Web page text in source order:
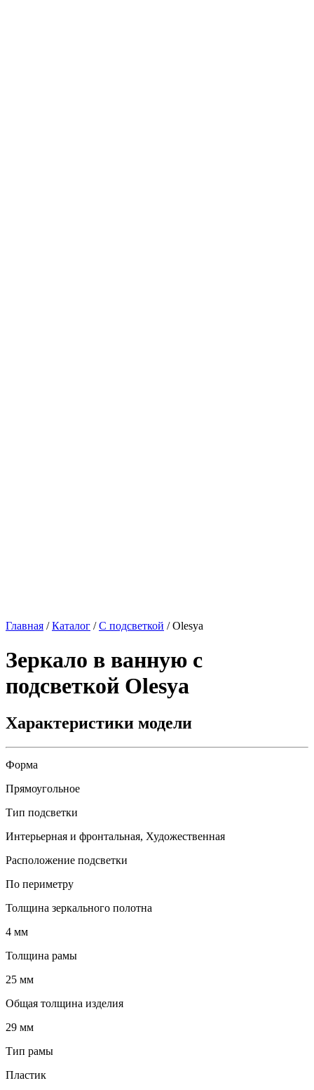
Главная /Каталог /С подсветкой /Olesya
Зеркало в ванную с
подсветкой Olesya
Характеристики модели
Форма
Прямоугольное
Тип подсветки
Интерьерная и фронтальная, Художественная
Расположение подсветки
По периметру
Толщина зеркального полотна
4 мм
Толщина рамы
25 мм
Общая толщина изделия
29 мм
Тип рамы
Пластик